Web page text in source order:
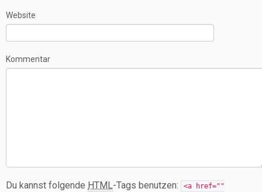
Website
Kommentar
Du kannst folgende HTML-Tags benutzen:
<a href=""